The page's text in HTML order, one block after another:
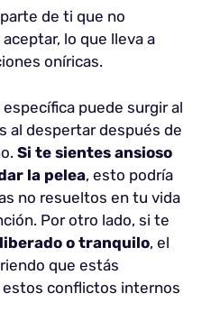
de ti que no
lo que lleva a
oníricas.
puede surgir al
al despertar después de
Si te sientes ansioso
la pelea, esto podría
no resueltos en tu vida
Por otro lado, si te
liberado o tranquilo, el
que estás
conflictos internos